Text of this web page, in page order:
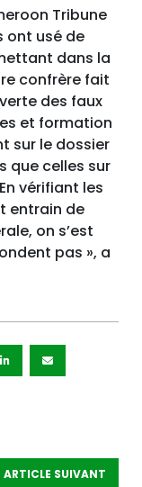
Tribune
ont usé de
dans la
confrère fait
des faux
et formation
sur le dossier
que celles sur
vérifiant les
entrain de
on s’est
pas », a
ARTICLE SUIVANT